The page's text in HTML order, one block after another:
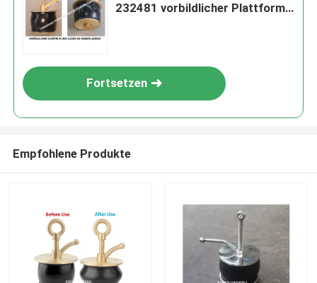
232481 vorbildlicher Plattform-
Fortsetzen
Empfohlene Produkte